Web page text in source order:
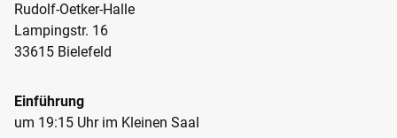
Rudolf-Oetker-Halle
Lampingstr. 16
33615 Bielefeld
Einführung
um 19:15 Uhr im Kleinen Saal